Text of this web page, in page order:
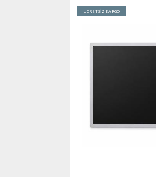
ÜCRETSİZ KARGO